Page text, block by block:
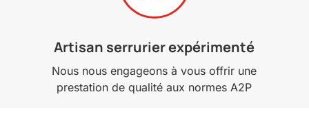
Artisan serrurier expérimenté
Nous nous engageons à vous offrir une
prestation de qualité aux normes A2P